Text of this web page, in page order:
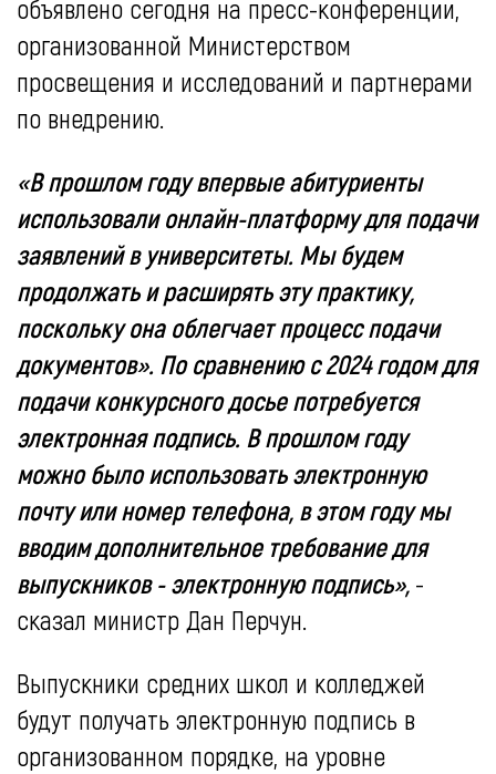
объявлено сегодня на пресс-конференции,
организованной Министерством
просвещения и исследований и партнерами
по внедрению.
«В прошлом году впервые абитуриенты
использовали онлайн-платформу для подачи
заявлений в университеты. Мы будем
продолжать и расширять эту практику,
поскольку она облегчает процесс подачи
документов». По сравнению с 2024 годом для
подачи конкурсного досье потребуется
электронная подпись. В прошлом году
можно было использовать электронную
почту или номер телефона, в этом году мы
вводим дополнительное требование для
выпускников - электронную подпись», -
сказал министр Дан Перчун.
Выпускники средних школ и колледжей
будут получать электронную подпись в
организованном порядке, на уровне